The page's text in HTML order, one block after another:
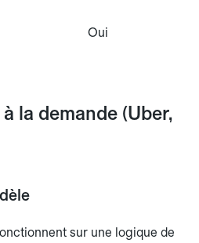
Oui
la demande (Uber,
sur une logique de